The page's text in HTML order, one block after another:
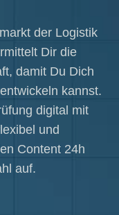
der Logistik
Dir die
damit Du Dich
kannst.
digital mit
und
Content 24h
auf.